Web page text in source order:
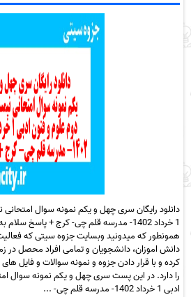
دانلود رایگان سری چهل و یکم نمونه سوال
1 خرداد 1402- مدرسه قلم چی- کرج + پاسخ
همونطور که میدونید وبسایت جزوه سیتی که
دانش اموزان، دانشجویان و تمامی افراد محصل در
کرده و با قرار دادن جزوه و نمونه سوالات و فایل
را دارد. در این پست سری چهل و یکم نمونه سوال
ادبی 1 خرداد 1402- مدرسه قلم چی- ...